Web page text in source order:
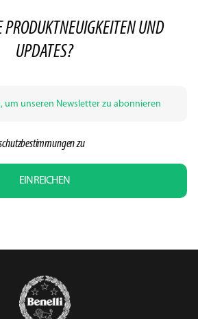
PRODUKTNEUIGKEITEN UND
UPDATES?
zu
EINREICHEN